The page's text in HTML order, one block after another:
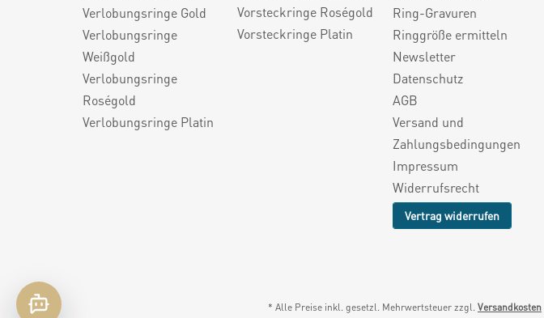
Verlobungsringe Gold
Verlobungsringe
Weißgold
Verlobungsringe
Roségold
Verlobungsringe Platin
Vorsteckringe Roségold
Vorsteckringe Platin
Ring-Gravuren
Ringgröße ermitteln
Newsletter
Datenschutz
AGB
Versand und
Zahlungsbedingungen
Impressum
Widerrufsrecht
Vertrag widerrufen
* Alle Preise inkl. gesetzl. Mehrwertsteuer zzgl. Versandkosten